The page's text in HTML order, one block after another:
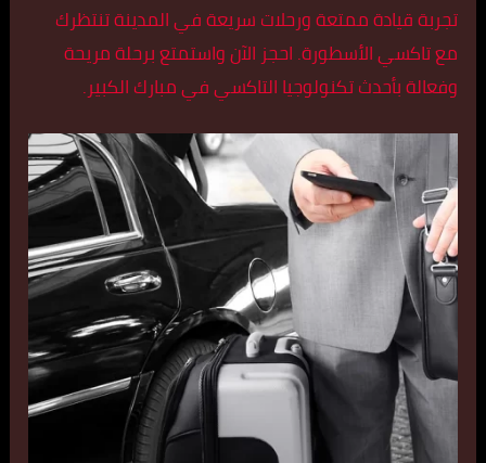
تجربة قيادة ممتعة ورحلات سريعة في المدينة تنتظرك
مع تاكسي الأسطورة. احجز الآن واستمتع برحلة مريحة
وفعالة بأحدث تكنولوجيا التاكسي في مبارك الكبير.